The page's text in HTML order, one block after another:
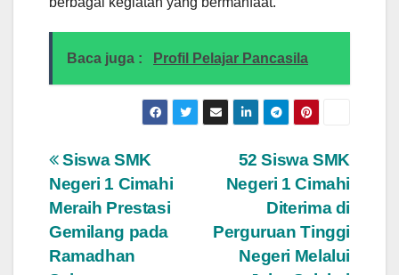
Baca juga : Profil Pelajar Pancasila
Post
navigation
52 Siswa SMK
Negeri 1 Cimahi
Diterima di
Perguruan Tinggi
Negeri Melalui
Siswa SMK
Negeri 1 Cimahi
Meraih Prestasi
Gemilang pada
Ramadhan